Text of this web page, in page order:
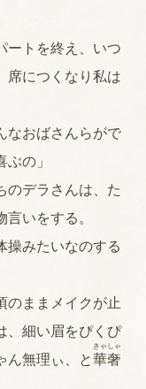
ートを終え、いつ
席につくなり私は
なおばさんらがで
の」
デラさんは、た
言いをする。
操みたいなのする
のままメイクが止
、細い眉をぴくぴ
ん無理ぃ、と華奢
きゃしゃ